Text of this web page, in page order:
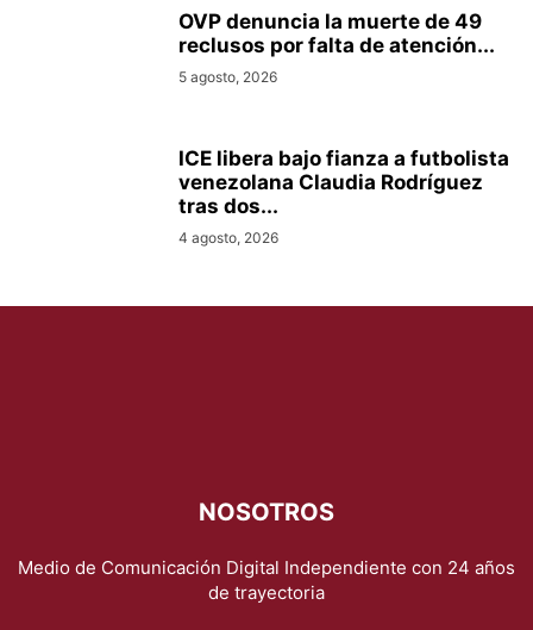
OVP denuncia la muerte de 49
reclusos por falta de atención...
5 agosto, 2026
ICE libera bajo fianza a futbolista
venezolana Claudia Rodríguez
tras dos...
4 agosto, 2026
NOSOTROS
Medio de Comunicación Digital Independiente con 24 años
de trayectoria